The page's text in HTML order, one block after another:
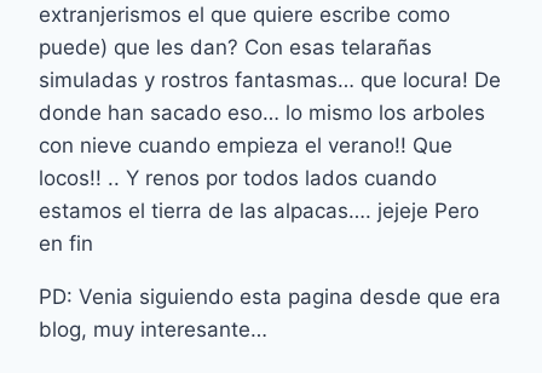
extranjerismos el que quiere escribe como
puede) que les dan? Con esas telarañas
simuladas y rostros fantasmas… que locura! De
donde han sacado eso… lo mismo los arboles
con nieve cuando empieza el verano!! Que
locos!! .. Y renos por todos lados cuando
estamos el tierra de las alpacas…. jejeje Pero
en fin
PD: Venia siguiendo esta pagina desde que era
blog, muy interesante…